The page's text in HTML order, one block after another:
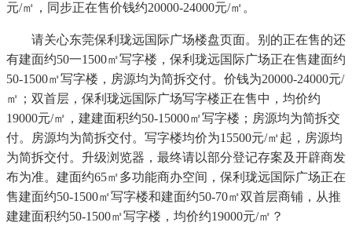
元/㎡，同步正在售价钱约20000-24000元/㎡。
请关心东莞保利珑远国际广场楼盘页面。别的正在售的还
有建面约50一1500㎡写字楼，保利珑远国际广场正在售建面约
50-1500㎡写字楼，房源均为简拆交付。价钱为20000-24000元/
㎡；双首层，保利珑远国际广场写字楼正在售中，均价约
19000元/㎡，建建面积约50-15000㎡写字楼；房源均为简拆交
付。房源均为简拆交付。写字楼均价为15500元/㎡起，房源均
为简拆交付。升级浏览器，最终请以部分登记存案及开辟商发
布为准。建面约65㎡多功能商办空间，保利珑远国际广场正在
售建面约50-1500㎡写字楼和建面约50-70㎡双首层商铺，从推
建建面积约50-1500㎡写字楼，均价约19000元/㎡？